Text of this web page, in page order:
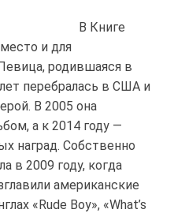
В Книге
и для
родившаяся в
перебралась в США и
В 2005 она
а к 2014 году —
наград. Собственно
в 2009 году, когда
американские
«Rude Boy», «What’s